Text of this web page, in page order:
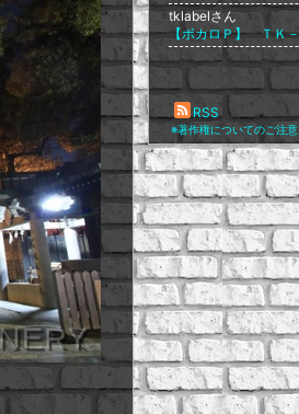
tklabelさん
RSS
※著作権についてのご注意